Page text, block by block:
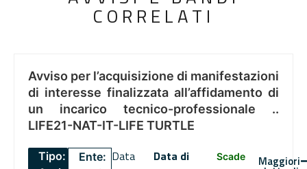
CORRELATI
Avviso per l’acquisizione di manifestazioni
di interesse finalizzata all’affidamento di
un incarico tecnico-professionale ..
LIFE21-NAT-IT-LIFE TURTLE
Tipo:
Ente: Data
Data di
Scade
Maggiori